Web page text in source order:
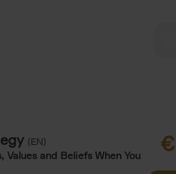
(EN)
and Beliefs When You
€